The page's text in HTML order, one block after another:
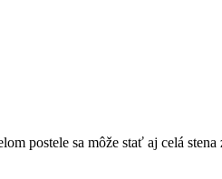
postele sa môže stať aj celá stena